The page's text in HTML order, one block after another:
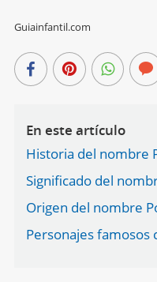
Guiainfantil.com
En este artículo
Historia del nombre
Significado del
Origen del nombre
Personajes famosos